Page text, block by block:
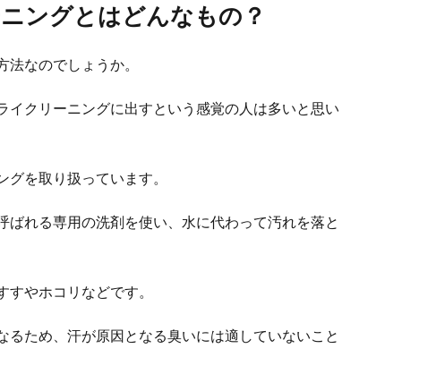
ングとはどんなもの？
なのでしょうか。
イクリーニングに出すという感覚の人は多いと思い
を取り扱っています。
ばれる専用の洗剤を使い、水に代わって汚れを落と
やホコリなどです。
るため、汗が原因となる臭いには適していないこと